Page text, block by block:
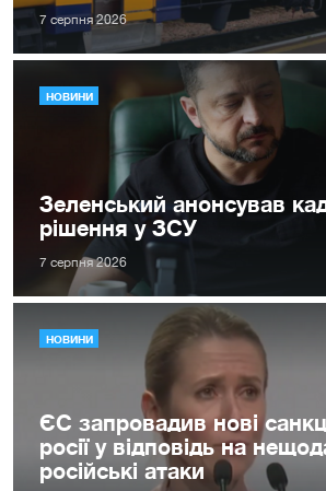
7 серпня 2026
НОВИНИ
Зеленський анонсував
рішення у ЗСУ
7 серпня 2026
НОВИНИ
ЄС запровадив нові
росії у відповідь на
російські атаки